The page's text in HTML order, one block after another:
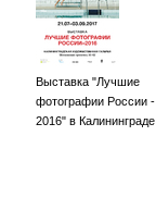
Выставка "Лучшие
фотографии России -
2016" в Калининграде